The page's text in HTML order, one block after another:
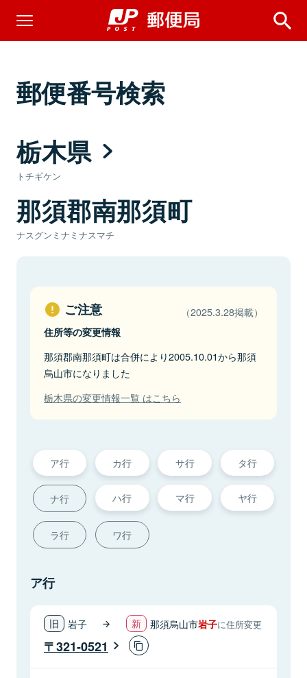
郵便番号検索
栃木県
トチギケン
那須郡南那須町
ナスグンミナミナスマチ
ご注意 （2025.3.28掲載）
住所等の変更情報
那須郡南那須町は合併により2005.10.01から那須
烏山市になりました
栃木県の変更情報一覧 はこちら
ア行 カ行 サ行 タ行
ナ行 ハ行 マ行 ヤ行
ラ行 ワ行
ア行
岩子 那須烏山市岩子に住所変更
321-0521